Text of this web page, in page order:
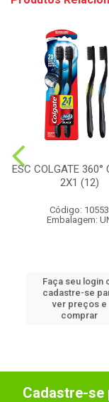
ESC COLGATE 360°
2X1 (12)
Código: 10553
Embalagem:
Faça seu login
cadastre-se
ver preços e
comprar
Cadastre-se